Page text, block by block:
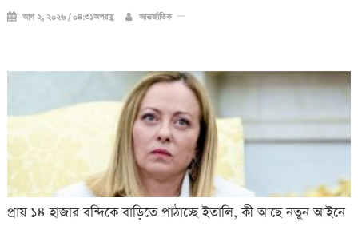
আগ ২, ২০২৬ / ০৪:৩১অপরাহ্ণ আন্তর্জাতিক
প্রায় ১৪ হাজার বন্দিকে বাড়িতে পাঠাচ্ছে ইতালি, কী আছে নতুন আইনে